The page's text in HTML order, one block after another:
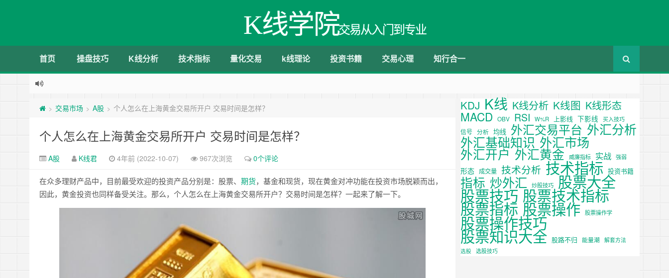
K线学院交易从入门到专业
首页 操盘技巧 K线分析 技术指标 量化交易 k线理论 投资书籍 交易心理 知行合一
> 交易市场 > A股 > 个人怎么在上海黄金交易所开户 交易时间是怎样？
个人怎么在上海黄金交易所开户 交易时间是怎样？
A股 K线君 4年前 (2022-10-07) 967次浏览 0个评论
在众多理财产品中，目前最受欢迎的投资产品分别是：股票、 期货，基金和现货，现在黄金对冲功能在投资市场脱颖而出，
因此，黄金投资也同样备受关注。那么，个人怎么在上海黄金交易所开户？交易时间是怎样？一起来了解一下。
KDJ K线 K线分析 K线图 K线形态
MACD OBV RSI W%R 上影线 下影线 买入技巧
信号 分析 均线 外汇交易平台 外汇分析
外汇基础知识 外汇市场
外汇开户 外汇黄金 威廉指标 实战 强弱
形态 成交量 技术分析 技术指标 投资书籍
指标 炒外汇 炒股技巧 股票大全
股票技巧 股票技术指标
股票指标 股票操作 股票操作学
股票操作技巧
股票知识大全 股路不归 能量潮
解套方法
选股
选股技巧